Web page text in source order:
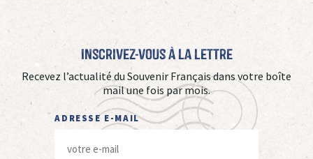
Inscrivez-vous à La Lettre
Recevez l’actualité du Souvenir Français dans votre boîte
mail une fois par mois.
ADRESSE E-MAIL